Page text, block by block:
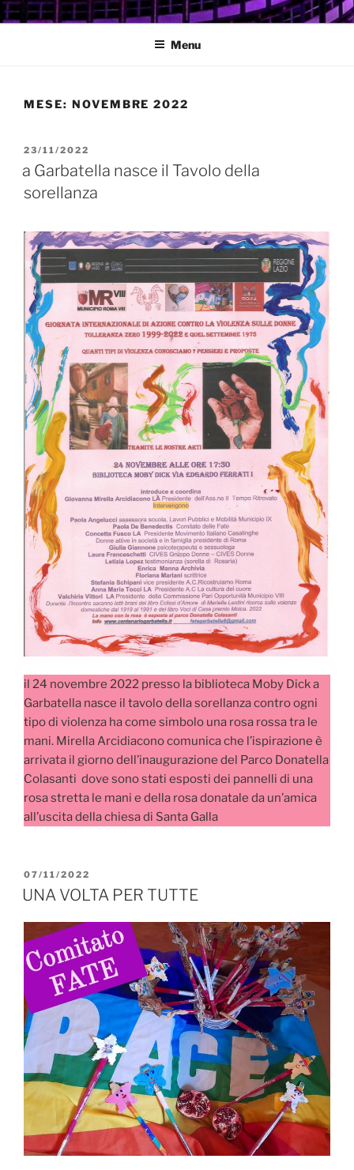
Salta
al
GARBATELLA
Un Blog sul quartiere della Garbatella
Menu
MESE: NOVEMBRE 2022
PUBBLICATO
23/11/2022
a Garbatella nasce il Tavolo della
sorellanza
il 24 novembre 2022 presso la biblioteca Moby Dick a
Garbatella nasce il tavolo della sorellanza contro ogni
tipo di violenza ha come simbolo una rosa rossa tra le
mani. Mirella Arcidiacono comunica che l’ispirazione è
arrivata il giorno dell’inaugurazione del Parco Donatella
Colasanti dove sono stati esposti dei pannelli di una
rosa stretta le mani e della rosa donatale da un’amica
all’uscita della chiesa di Santa Galla
PUBBLICATO
IL
07/11/2022
UNA VOLTA PER TUTTE